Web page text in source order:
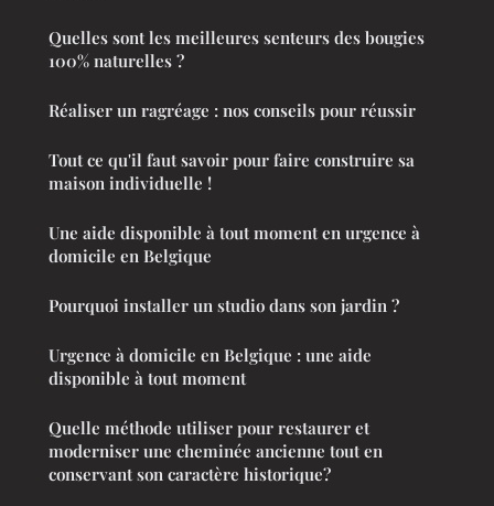
Quelles sont les meilleures senteurs des bougies
100% naturelles ?
Réaliser un ragréage : nos conseils pour réussir
Tout ce qu'il faut savoir pour faire construire sa
maison individuelle !
Une aide disponible à tout moment en urgence à
domicile en Belgique
Pourquoi installer un studio dans son jardin ?
Urgence à domicile en Belgique : une aide
disponible à tout moment
Quelle méthode utiliser pour restaurer et
moderniser une cheminée ancienne tout en
conservant son caractère historique?